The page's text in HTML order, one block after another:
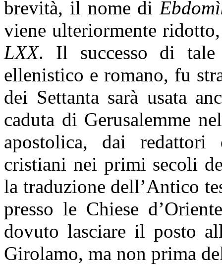
brevità, il nome di
viene ulteriormente
LXX. Il successo di tale
ellenistico e romano, fu
dei Settanta sarà usata
caduta di Gerusalemme
apostolica, dai
cristiani nei primi secoli
la traduzione dell’Antico
presso le Chiese
dovuto lasciare il posto
Girolamo, ma non prima